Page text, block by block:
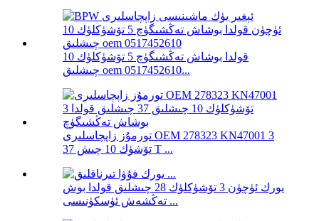
قولدا بوشاش تەڭشىگۈچ 5 تۆشۈكلۈك 10
چىشلىق oem 0517452610...
تورمۇز زاپچاسلىرى OEM 278323 KN47001 3
تۆشۈك 10 چىش 37 T ...
يورك ئۈچۈن 3 تۆشۈكلۈك 28 چىشلىق قولدا بوش
تەڭشەش ئۈسكۈنىسى ...